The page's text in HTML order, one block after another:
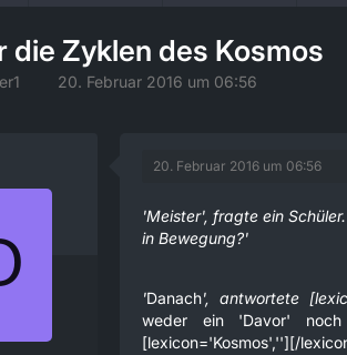
die Zyklen des Kosmos
20. Februar 2016 um 06:56
20. Februar 2016 um 06:56
'Meister', fragte ein
in Bewegung?'
'Danach', antwortete
weder ein 'Davor'
[lexicon='Kosmos',''][/